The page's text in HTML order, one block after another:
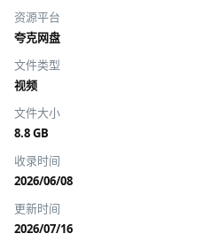
资源平台
夸克网盘
文件类型
视频
文件大小
8.8 GB
收录时间
2026/06/08
更新时间
2026/07/16